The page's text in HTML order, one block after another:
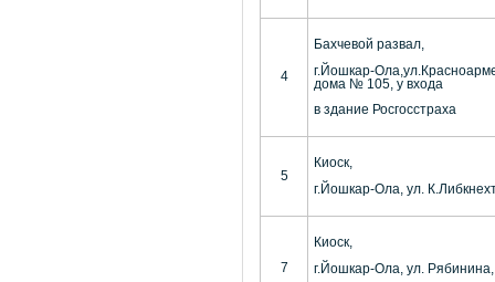
4
Бахчевой развал,
г.Йошкар-
дома № 105, у входа
в здание Росгосстраха
5
Киоск,
г.Йошкар-Ола, ул.
7
Киоск,
г.Йошкар-Ола, ул. Рябинина,